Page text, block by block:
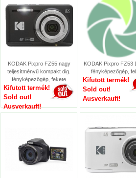
KODAK Pixpro FZ55 nagy
teljesítményű kompakt dig.
fényképezőgép, fekete
Kifutott termék!
Sold out!
Ausverkauft!
KODAK Pixpro FZ53
fényképezőgép,
Kifutott termék!
Sold out!
Ausverkauft!